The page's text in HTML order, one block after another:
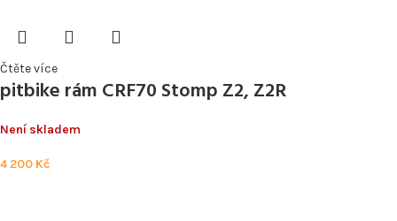
Čtěte více
pitbike rám CRF70 Stomp Z2, Z2R
Není skladem
4 200 Kč